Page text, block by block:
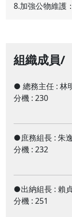
8.加強公物維護
組織成員/
● 總務主任 : 林
分機 : 230
●庶務組長 : 朱
分機 : 232
●出納組長 : 賴
分機 : 251